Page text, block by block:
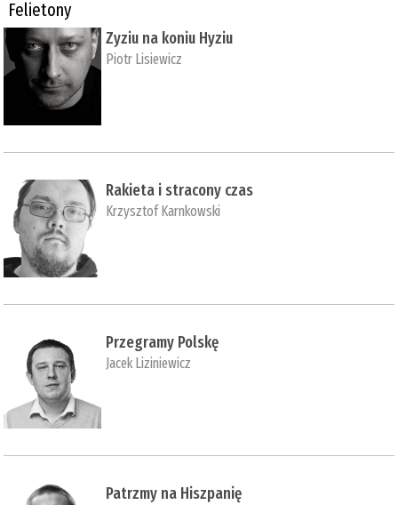
Felietony
Zyziu na koniu Hyziu
Piotr Lisiewicz
Rakieta i stracony czas
Krzysztof Karnkowski
Przegramy Polskę
Jacek Liziniewicz
Patrzmy na Hiszpanię